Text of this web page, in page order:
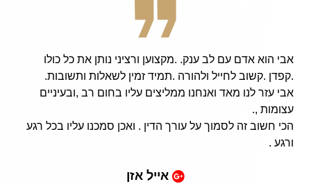
אבי הוא אדם עם לב ענק. .מקצוען ורציני נותן את כל כולו
.קפדן .קשוב לחייל ולהורה .תמיד זמין לשאלות ותשובות.
אבי עזר לנו מאד ואנחנו ממליצים עליו בחום רב ,ובעיניים
עצומות ,.
הכי חשוב זה לסמוך על עורך הדין . ואכן סמכנו עליו בכל רגע
ורגע .
אייל אזן